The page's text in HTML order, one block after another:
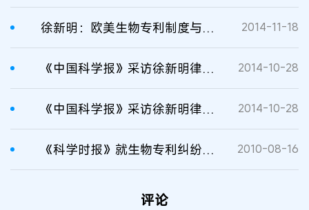
徐新明：欧美生物专利制度与中国的差异 2014-11-18
《中国科学报》采访徐新明律师：生物专利之惑 2014-10-28
《中国科学报》采访徐新明律师：生物专利之惑 2014-10-28
《科学时报》就生物专利纠纷问题采访徐新明律师 2010-08-16
评论